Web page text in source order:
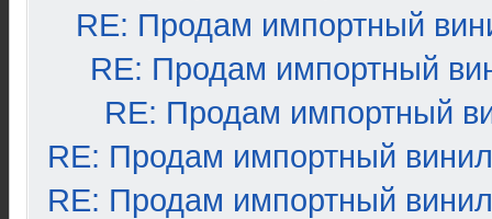
RE: Продам импортный
RE: Продам импортный
RE: Продам импортный
RE: Продам импортный винил
RE: Продам импортный винил